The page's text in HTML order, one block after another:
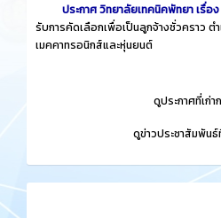
ประกาศ วิทยาลัยเทคนิคพัทยา เรื่อง
รับการคัดเลือกเพื่อเป็นลูกจ้างชั่วคราว
เมคคาทรอนิกส์และหุ่นยนต์
ดูประกาศที่เก่า
ดูข่าวประชาสัมพันธ์